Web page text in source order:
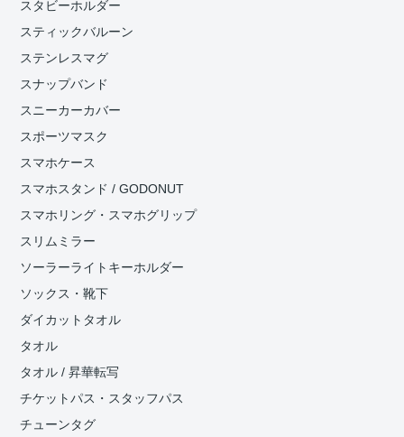
スタビーホルダー
スティックバルーン
ステンレスマグ
スナップバンド
スニーカーカバー
スポーツマスク
スマホケース
スマホスタンド / GODONUT
スマホリング・スマホグリップ
スリムミラー
ソーラーライトキーホルダー
ソックス・靴下
ダイカットタオル
タオル
タオル / 昇華転写
チケットパス・スタッフパス
チューンタグ